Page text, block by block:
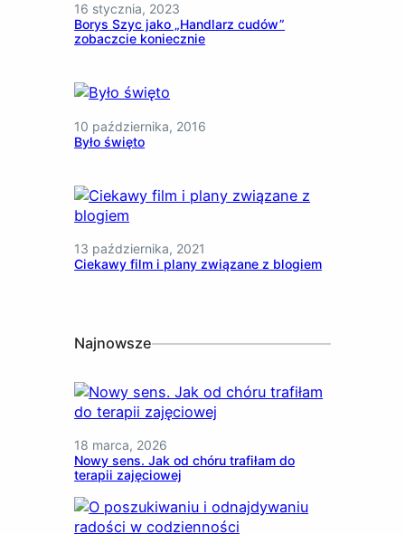
16 stycznia, 2023
Borys Szyc jako „Handlarz cudów”
zobaczcie koniecznie
10 października, 2016
Było święto
13 października, 2021
Ciekawy film i plany związane z blogiem
Najnowsze
18 marca, 2026
Nowy sens. Jak od chóru trafiłam do
terapii zajęciowej